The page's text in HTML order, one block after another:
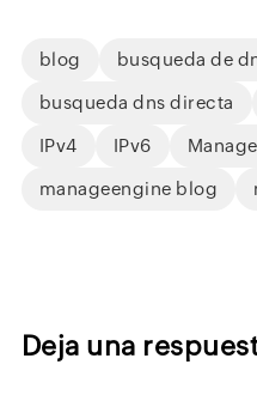
blog busqueda de
busqueda dns directa
IPv4 IPv6
manageengine blog
Deja una